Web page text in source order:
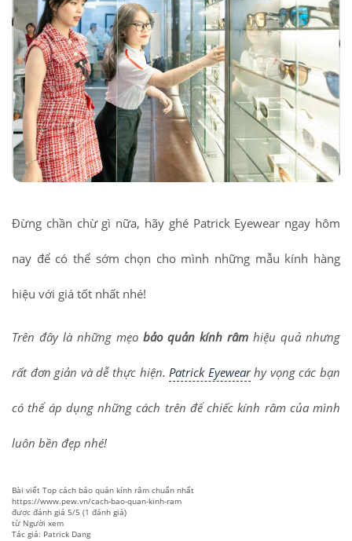
Đừng chần chừ gì nữa, hãy ghé Patrick Eyewear ngay hôm
nay để có thể sớm chọn cho mình những mẫu kính hàng
hiệu với giá tốt nhất nhé!
Trên đây là những mẹo bảo quản kính râm hiệu quả nhưng
rất đơn giản và dễ thực hiện.Patrick Eyewearhy vọng các bạn
có thể áp dụng những cách trên để chiếc kính râm của mình
luôn bền đẹp nhé!
Bài viết Top cách bảo quản kính râm chuẩn nhất
https://www.pew.vn/cach-bao-quan-kinh-ram
được đánh giá 5/5 (1 đánh giá)
từ Người xem
Tác giả: Patrick Dang